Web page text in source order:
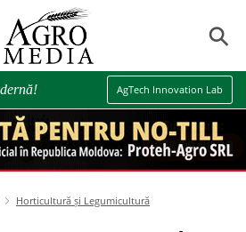
⚲
AgTech Innovation Lab
Horticultură și Legumicultură